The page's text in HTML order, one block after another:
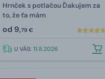
Hrnček s potlačou Ďakujem za
to, že ťa mám
od 9,79 €
U VÁS: 11.8.2026